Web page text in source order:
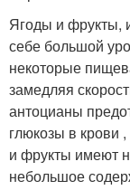
Ягоды и фрукты,
себе большой
некоторые
замедляя
антоцианы
глюкозы в крови
и фрукты имеют
небольшое